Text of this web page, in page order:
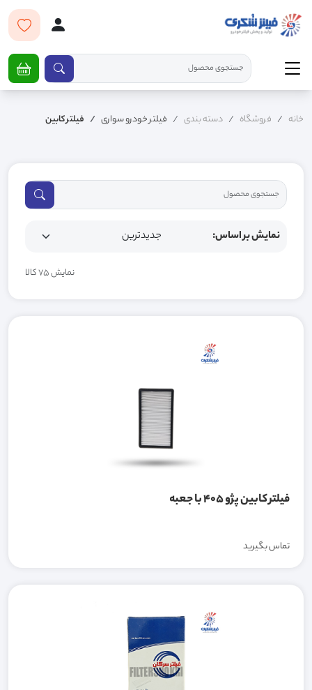
خانه فروشگاه دسته بندی فیلتر خودرو سواری فیلتر کابین
نمایش بر اساس:
نمایش 75 کالا
فیلتر کابین پژو 405 با جعبه
تماس بگیرید